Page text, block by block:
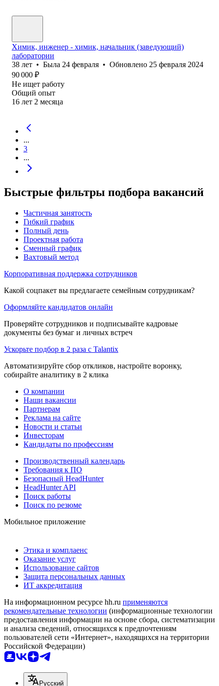
Химик, инженер - химик, начальник (заведующий)
лаборатории
38 лет • Была 24 февраля • Обновлено 25 февраля 2024
90 000 ₽
Не ищет работу
Общий опыт
16 лет 2 месяца
...
3
...
Быстрые фильтры подбора вакансий
Частичная занятость
Гибкий график
Полный день
Проектная работа
Сменный график
Вахтовый метод
Корпоративная поддержка сотрудников
Какой соцпакет вы предлагаете семейным сотрудникам?
Оформляйте кандидатов онлайн
Проверяйте сотрудников и подписывайте кадровые
документы без бумаг и личных встреч
Ускорьте подбор в 2 раза с Talantix
Автоматизируйте сбор откликов, настройте воронку,
собирайте аналитику в 2 клика
О компании
Наши вакансии
Партнерам
Реклама на сайте
Новости и статьи
Инвесторам
Кандидаты по профессиям
Производственный календарь
Требования к ПО
Безопасный HeadHunter
HeadHunter API
Поиск работы
Поиск по резюме
Мобильное приложение
Этика и комплаенс
Оказание услуг
Использование сайтов
Защита персональных данных
ИТ аккредитация
На информационном ресурсе hh.ru применяются
рекомендательные технологии (информационные технологии
предоставления информации на основе сбора, систематизации
и анализа сведений, относящихся к предпочтениям
пользователей сети «Интернет», находящихся на территории
Российской Федерации)
Русский